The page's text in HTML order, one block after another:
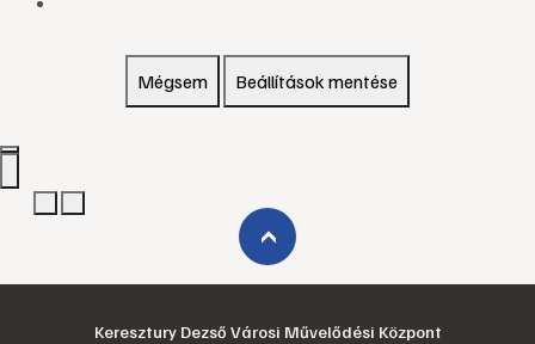
Mégsem Beállítások mentése
›
Keresztury Dezső Városi Művelődési Központ